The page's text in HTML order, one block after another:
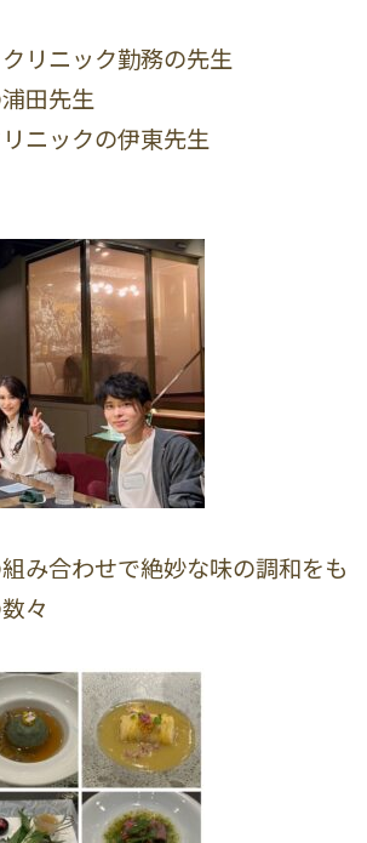
リニック勤務の先生
田先生
ニックの伊東先生
み合わせで絶妙な味の調和をも
々